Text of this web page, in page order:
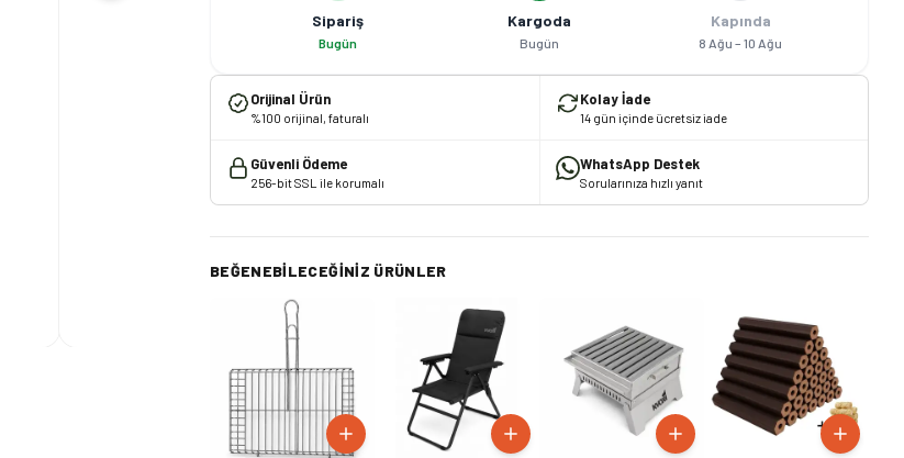
Sipariş
Bugün
Kargoda
Bugün
Kapında
8 Ağu – 10 Ağu
Orijinal Ürün
%100 orijinal, faturalı
Kolay İade
14 gün içinde ücretsiz iade
Güvenli Ödeme
256-bit SSL ile korumalı
WhatsApp Destek
Sorularınıza hızlı yanıt
BEĞENEBILECEĞINIZ ÜRÜNLER